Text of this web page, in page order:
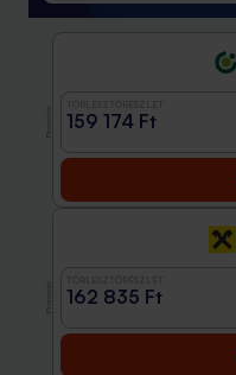
159 174 Ft
162 835 Ft